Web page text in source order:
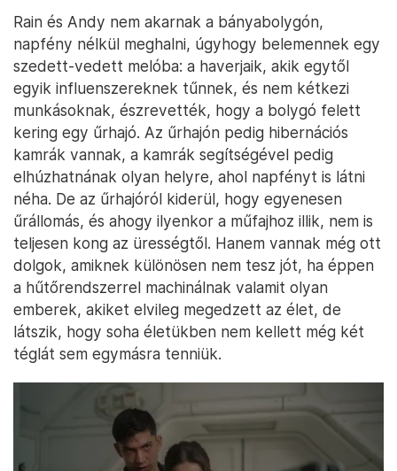
Rain és Andy nem akarnak a bányabolygón,
napfény nélkül meghalni, úgyhogy belemennek egy
szedett-vedett melóba: a haverjaik, akik egytől
egyik influenszereknek tűnnek, és nem kétkezi
munkásoknak, észrevették, hogy a bolygó felett
kering egy űrhajó. Az űrhajón pedig hibernációs
kamrák vannak, a kamrák segítségével pedig
elhúzhatnának olyan helyre, ahol napfényt is látni
néha. De az űrhajóról kiderül, hogy egyenesen
űrállomás, és ahogy ilyenkor a műfajhoz illik, nem is
teljesen kong az ürességtől. Hanem vannak még ott
dolgok, amiknek különösen nem tesz jót, ha éppen
a hűtőrendszerrel machinálnak valamit olyan
emberek, akiket elvileg megedzett az élet, de
látszik, hogy soha életükben nem kellett még két
téglát sem egymásra tenniük.